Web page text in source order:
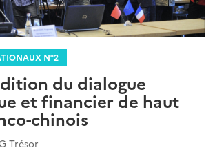
N°2
du dialogue
et financier de haut
chinois
Trésor